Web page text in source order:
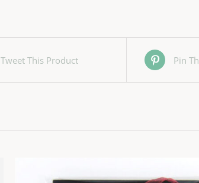
Tweet This Product Pin